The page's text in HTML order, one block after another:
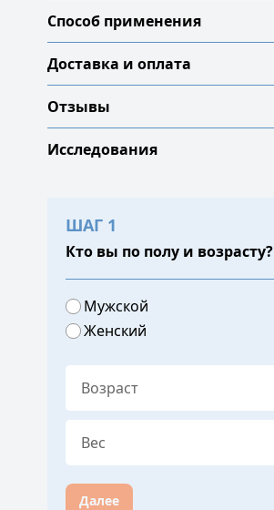
Способ применения
Доставка и оплата
Отзывы
Исследования
ШАГ 1
Кто вы по полу и возрасту?
Мужской
Женский
Далее